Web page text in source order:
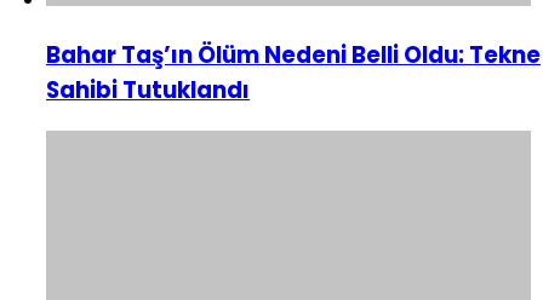
Bahar Taş’ın Ölüm Nedeni Belli Oldu: Tekne
Sahibi Tutuklandı